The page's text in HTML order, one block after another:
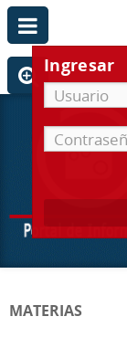
Ingresar
MATERIAS